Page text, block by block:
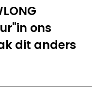
ons
dit anders